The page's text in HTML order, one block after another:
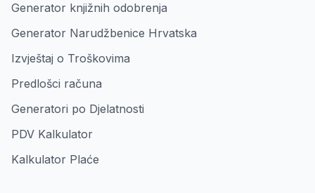
Generator knjižnih odobrenja
Generator Narudžbenice Hrvatska
Izvještaj o Troškovima
Predlošci računa
Generatori po Djelatnosti
PDV Kalkulator
Kalkulator Plaće